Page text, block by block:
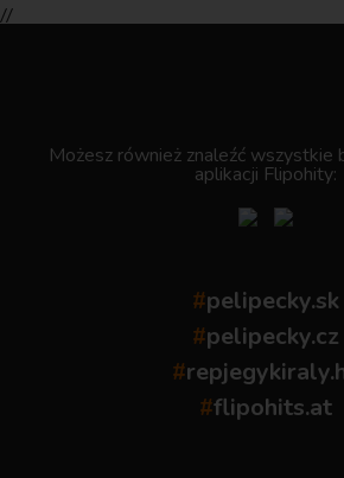
//
Możesz również znaleźć wszystkie
aplikacji Flipohity:
#pelipecky.sk
#pelipecky.cz
#
#flipohits.at